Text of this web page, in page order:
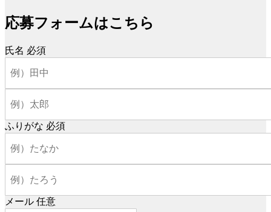
応募フォームはこちら
氏名 必須
ふりがな 必須
メール 任意